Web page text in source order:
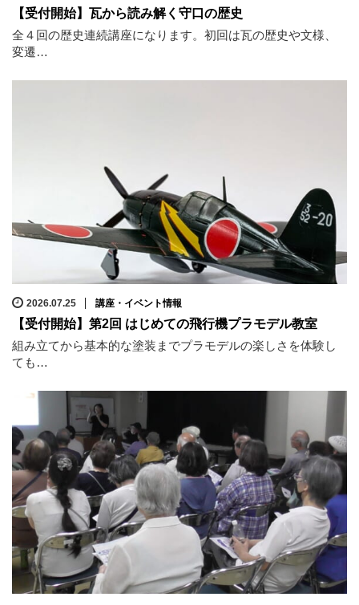
【受付開始】瓦から読み解く守口の歴史
全４回の歴史連続講座になります。初回は瓦の歴史や文様、
変遷…
2026.07.25 講座・イベント情報
【受付開始】第2回 はじめての飛行機プラモデル教室
組み立てから基本的な塗装までプラモデルの楽しさを体験し
ても…